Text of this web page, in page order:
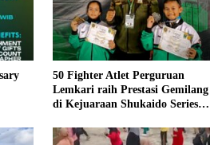
50 Fighter Atlet Perguruan
Lemkari raih Prestasi Gemilang
di Kejuaraan Shukaido Series 1